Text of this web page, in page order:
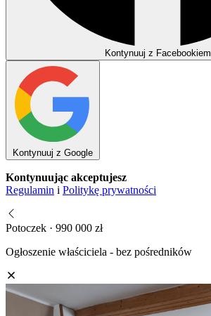
Kontynuuj z Facebookiem
Kontynuuj z Google
Kontynuując akceptujesz
Regulamin i Politykę prywatności
Potoczek · 990 000 zł
Ogłoszenie właściciela - bez pośredników